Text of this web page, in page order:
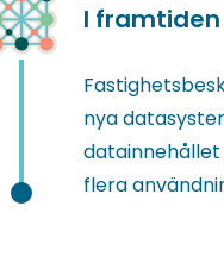
I framtiden
nya
flera